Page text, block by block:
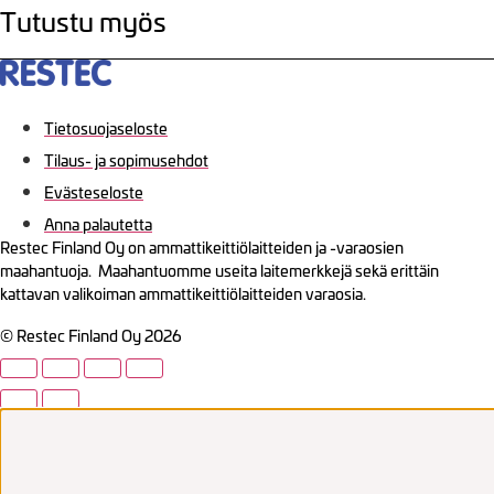
Tutustu myös
Tietosuojaseloste
Tilaus- ja sopimusehdot
Evästeseloste
Anna palautetta
Restec Finland Oy on ammattikeittiölaitteiden ja -varaosien
maahantuoja. Maahantuomme useita laitemerkkejä sekä erittäin
kattavan valikoiman ammattikeittiölaitteiden varaosia.
© Restec Finland Oy 2026